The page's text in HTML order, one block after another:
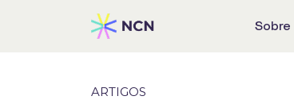
Sobre
ARTIGOS